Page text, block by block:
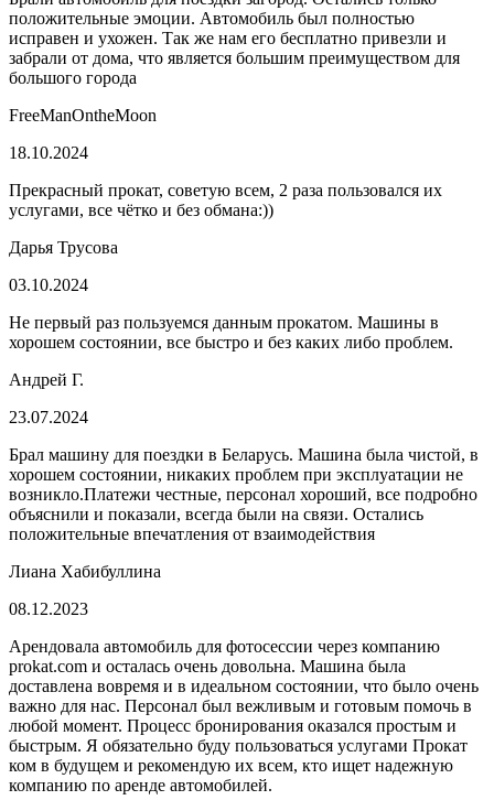
положительные эмоции. Автомобиль был полностью
исправен и ухожен. Так же нам его бесплатно привезли и
забрали от дома, что является большим преимуществом для
большого города
FreeManOntheMoon
18.10.2024
Прекрасный прокат, советую всем, 2 раза пользовался их
услугами, все чётко и без обмана:))
Дарья Трусова
03.10.2024
Не первый раз пользуемся данным прокатом. Машины в
хорошем состоянии, все быстро и без каких либо проблем.
Андрей Г.
23.07.2024
Брал машину для поездки в Беларусь. Машина была чистой, в
хорошем состоянии, никаких проблем при эксплуатации не
возникло.Платежи честные, персонал хороший, все подробно
объяснили и показали, всегда были на связи. Остались
положительные впечатления от взаимодействия
Лиана Хабибуллина
08.12.2023
Арендовала автомобиль для фотосессии через компанию
prokat.com и осталась очень довольна. Машина была
доставлена вовремя и в идеальном состоянии, что было очень
важно для нас. Персонал был вежливым и готовым помочь в
любой момент. Процесс бронирования оказался простым и
быстрым. Я обязательно буду пользоваться услугами Прокат
ком в будущем и рекомендую их всем, кто ищет надежную
компанию по аренде автомобилей.